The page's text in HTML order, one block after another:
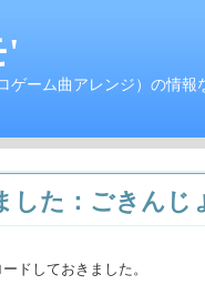
'
ゲーム曲アレンジ）の情報
た：ごきんじ
ドしておきました。